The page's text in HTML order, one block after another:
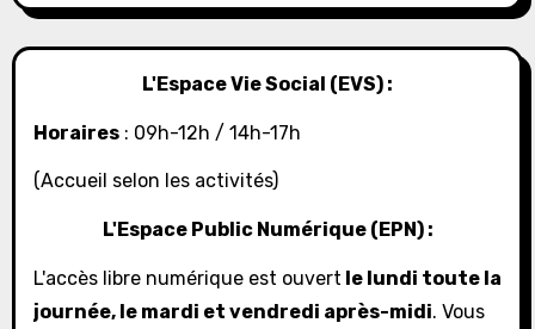
L'Espace Vie Social (EVS) :
Horaires: 09h-12h / 14h-17h
(Accueil selon les activités)
L'Espace Public Numérique (EPN) :
L'accès libre numérique est ouvert le lundi toute la
journée, le mardi et vendredi après-midi. Vous